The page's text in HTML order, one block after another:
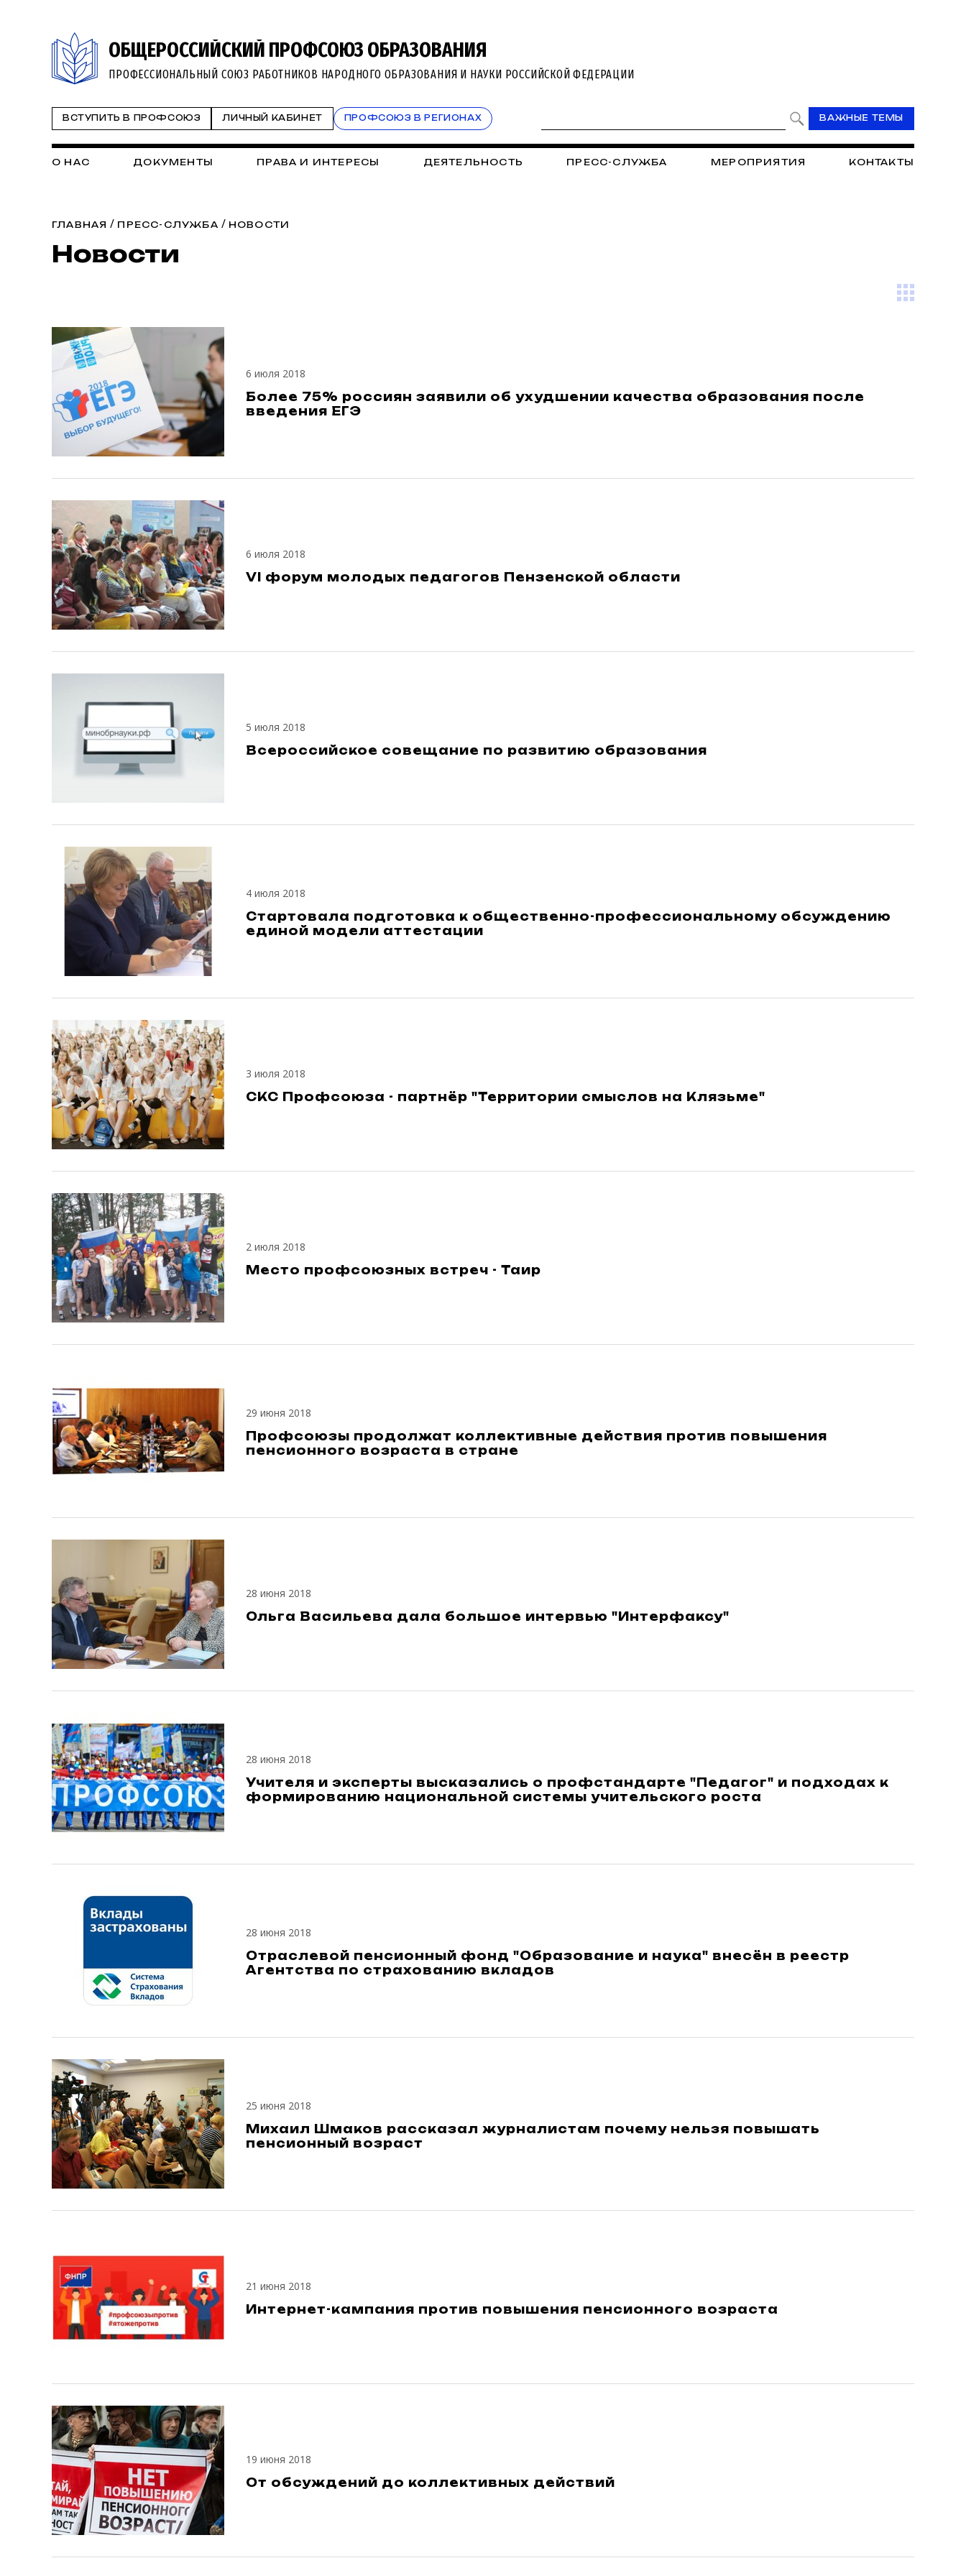
ОБЩЕРОССИЙСКИЙ ПРОФСОЮЗ ОБРАЗОВАНИЯ
ПРОФЕССИОНАЛЬНЫЙ СОЮЗ РАБОТНИКОВ НАРОДНОГО ОБРАЗОВАНИЯ И НАУКИ РОССИЙСКОЙ ФЕДЕРАЦИИ
ВСТУПИТЬ В ПРОФСОЮЗ ЛИЧНЫЙ КАБИНЕТ ПРОФСОЮЗ В РЕГИОНАХ ВАЖНЫЕ ТЕМЫ
О НАС ДОКУМЕНТЫ ПРАВА И ИНТЕРЕСЫ ДЕЯТЕЛЬНОСТЬ ПРЕСС-СЛУЖБА МЕРОПРИЯТИЯ КОНТАКТЫ
ГЛАВНАЯ / ПРЕСС-СЛУЖБА / НОВОСТИ
Новости
6 июля 2018
Более 75% россиян заявили об ухудшении качества образования после
введения ЕГЭ
6 июля 2018
VI форум молодых педагогов Пензенской области
5 июля 2018
Всероссийское совещание по развитию образования
4 июля 2018
Стартовала подготовка к общественно-профессиональному обсуждению
единой модели аттестации
3 июля 2018
СКС Профсоюза - партнёр "Территории смыслов на Клязьме"
2 июля 2018
Место профсоюзных встреч - Таир
29 июня 2018
Профсоюзы продолжат коллективные действия против повышения
пенсионного возраста в стране
28 июня 2018
Ольга Васильева дала большое интервью "Интерфаксу"
28 июня 2018
Учителя и эксперты высказались о профстандарте "Педагог" и подходах к
формированию национальной системы учительского роста
28 июня 2018
Отраслевой пенсионный фонд "Образование и наука" внесён в реестр
Агентства по страхованию вкладов
25 июня 2018
Михаил Шмаков рассказал журналистам почему нельзя повышать
пенсионный возраст
21 июня 2018
Интернет-кампания против повышения пенсионного возраста
19 июня 2018
От обсуждений до коллективных действий